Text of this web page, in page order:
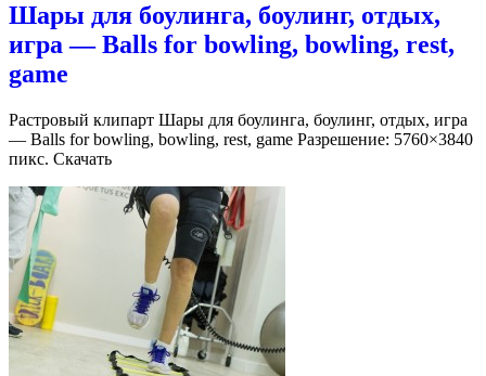
Шары для боулинга, боулинг, отдых,
игра — Balls for bowling, bowling, rest,
game
Растровый клипарт Шары для боулинга, боулинг, отдых, игра
— Balls for bowling, bowling, rest, game Разрешение: 5760×3840
пикс. Скачать